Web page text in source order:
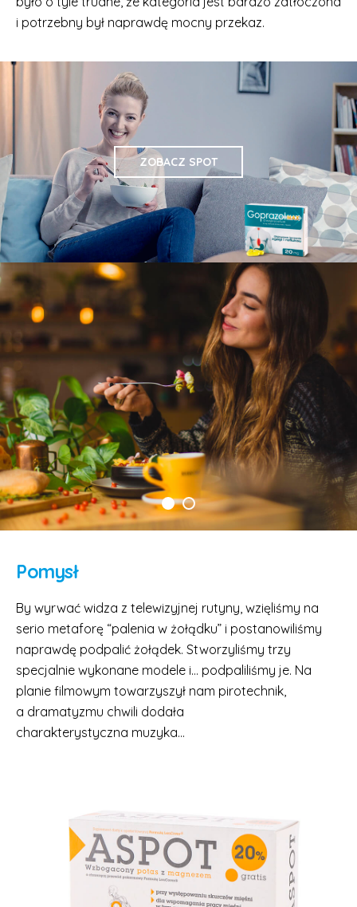
i potrzebny był naprawdę mocny przekaz.
ZOBACZ SPOT
Pomysł
By wyrwać widza z telewizyjnej rutyny, wzięliśmy na
serio metaforę “palenia w żołądku” i postanowiliśmy
naprawdę podpalić żołądek. Stworzyliśmy trzy
specjalnie wykonane modele i… podpaliliśmy je. Na
planie filmowym towarzyszył nam pirotechnik,
a dramatyzmu chwili dodała
charakterystyczna muzyka…